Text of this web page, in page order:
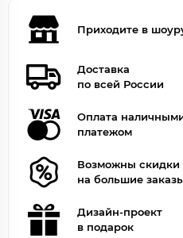
Приходите в
Доставка
по всей России
Оплата
платежом
Возможны скидки
на большие
Дизайн-проект
в подарок